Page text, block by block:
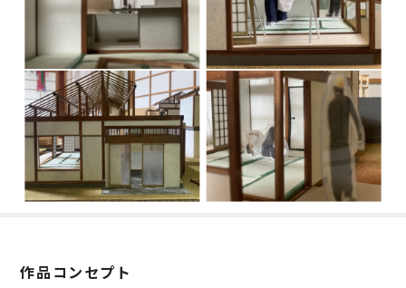
作品コンセプト